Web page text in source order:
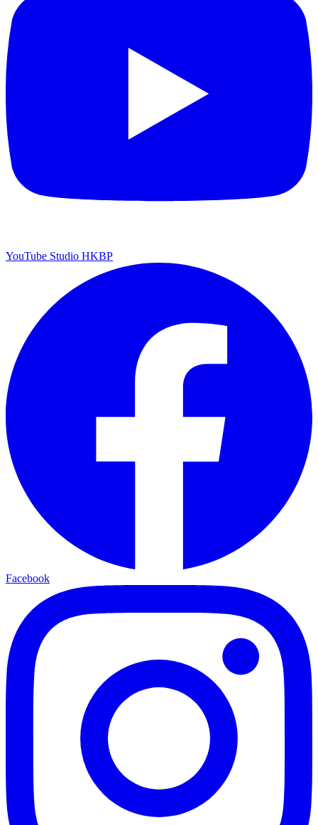
YouTube Studio HKBP
Facebook